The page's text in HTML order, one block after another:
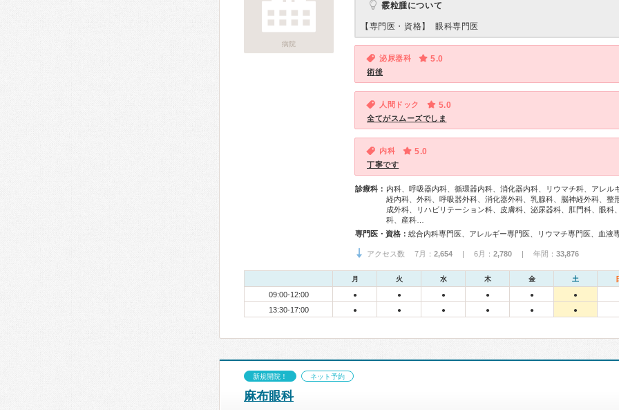
病院
霰粒腫について
【専門医・資格】 眼科専門医
泌尿器科 5.0
術後
人間ドック 5.0
全てがスムーズでしま
内科 5.0
丁寧です
診療科： 内科、呼吸器内科、循環器内科、消化器内科、リウマチ科、アレル
経内科、外科、呼吸器外科、消化器外科、乳腺科、脳神経外科、整
成外科、リハビリテーション科、皮膚科、泌尿器科、肛門科、眼科
科、産科…
専門医・資格：
アクセス数 7月： 2,654 | 6月： 2,780 | 年間： 33,876
月 火 水 木 金 土
09:00-12:00 ● ● ● ● ● ●
13:30-17:00 ● ● ● ● ● ●
新規開院！ ネット予約
麻布眼科